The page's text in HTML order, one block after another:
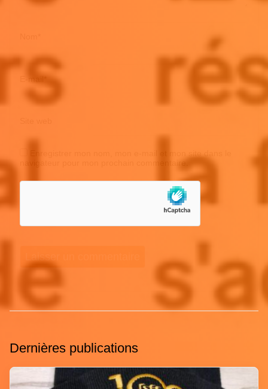
E-mail
Enregistrer mon nom, mon e-mail et mon site dans le
navigateur pour mon prochain commentaire.
Dernières publications